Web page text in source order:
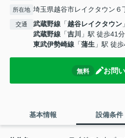
所在地 埼玉県越谷市レイクタウン６
交通 武蔵野線 「越谷レイクタウン
武蔵野線 「吉川
」駅 徒歩41分
東武伊勢崎線 「蒲生 」駅 徒
無料 お問
基本情報 設備条件